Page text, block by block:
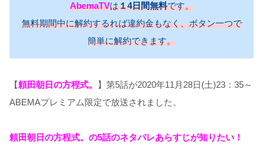
AbemaTVは１4日間無料です。
無料期間中に解約するれば違約金もなく、ボタン一つで
簡単に解約できます。
【頼田朝日の方程式。
】第5話が2020年11月28日(土)23：35～
ABEMAプレミアム限定で放送されました。
頼田朝日の方程式。の5話のネタバレあらすじが知りたい！